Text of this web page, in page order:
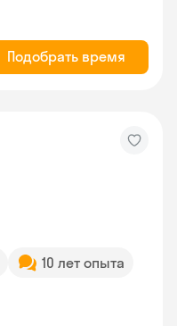
Подобрать время
10 лет опыта